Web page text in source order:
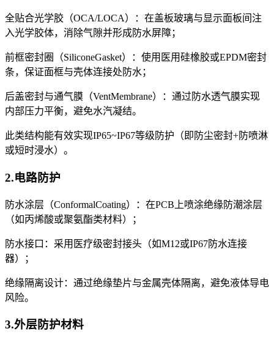
全贴合光学胶（OCA/LOCA）：在盖板玻璃与显示面板间注
入光学胶体，消除气隙并形成防水屏障；
前框密封圈（SiliconeGasket）：使用医用硅橡胶或EPDM密封
条，保证面框与壳体连接处防水；
后盖密封与通气膜（VentMembrane）：通过防水透气膜实现
内部压力平衡，避免水汽凝结。
此类结构能有效实现IP65~IP67等级防护（即防尘密封+防喷淋
或短时浸水）。
2.电路防护
防水涂层（ConformalCoating）：在PCB上喷涂绝缘防潮涂层
（如丙烯酸或聚氨酯类材料）；
防水接口：采用医疗级密封接头（如M12或IP67防水连接
器）；
绝缘隔离设计：通过绝缘垫片与金属壳体隔离，避免液体导电
风险。
3.外层防护材料